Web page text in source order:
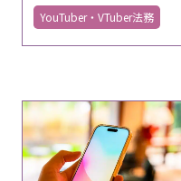
YouTuber・VTuber法務